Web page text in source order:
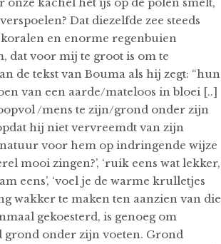
Dat diezelfde zee steeds
en enorme regenbuien
dat voor mij te groot is om te
de tekst van Bouma als hij zegt: “hun
van een aarde/mateloos in bloei [..]
/mens te zijn/grond onder zijn
hij niet vervreemdt van zijn
voor hem op indringende wijze
mooi zingen?’, ‘ruik eens wat lekker,
eens’, ‘voel je de warme krulletjes
wakker te maken ten aanzien van die
gekoesterd, is genoeg om
grond onder zijn voeten. Grond